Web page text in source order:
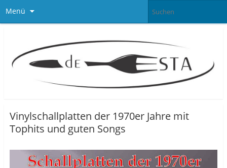
Menü
Vinylschallplatten der 1970er Jahre mit
Tophits und guten Songs